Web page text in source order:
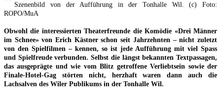
Szenenbild von der Aufführung in der Tonhalle Wil. (c) Foto:
ROPO/MuA
Obwohl die interessierten Theaterfreunde die Komödie «Drei Männer
im Schnee» von Erich Kästner schon seit Jahrzehnten – nicht zuletzt
von den Spielfilmen – kennen, so ist jede Aufführung mit viel Spass
und Spielfreude verbunden. Selbst die längst bekannten Textpassagen,
das ausgeprägte und wie vom Blitz getroffene Verliebtsein sowie der
Finale-Hotel-Gag störten nicht, herzhaft waren dann auch die
Lachsalven des Wiler Publikums in der Tonhalle Wil.